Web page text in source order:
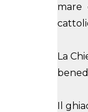
mare
La
Il